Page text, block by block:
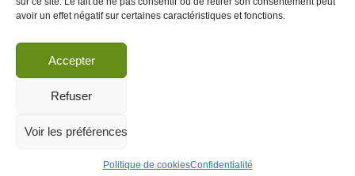
avoir un effet négatif sur certaines caractéristiques et fonctions.
Accepter
Refuser
Voir les préférences
Politique de cookiesConfidentialité
Inscrivez-vous à la Newsletter
Valider
© 2026 | BDS France | Boycott Désinvestissement Sanctions, la réponse